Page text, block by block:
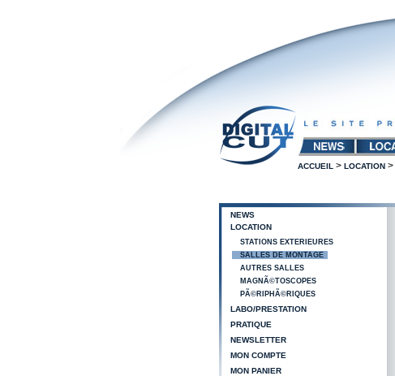
ACCUEIL> LOCATION>
NEWS
LOCATION
STATIONS EXTERIEURES
SALLES DE MONTAGE
AUTRES SALLES
MAGNÃ©TOSCOPES
PÃ©RIPHÃ©RIQUES
LABO/PRESTATION
PRATIQUE
NEWSLETTER
MON COMPTE
MON PANIER